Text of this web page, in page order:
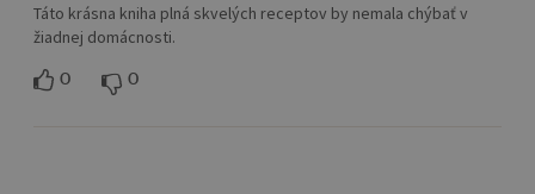
Táto krásna kniha plná skvelých receptov by nemala chýbať v
žiadnej domácnosti.
0 0